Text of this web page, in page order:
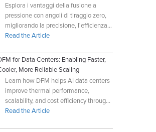
Esplora i vantaggi della fusione a
pressione con angoli di tiraggio zero,
migliorando la precisione, l'efficienza e
la flessibilità di progettazione dei pezzi
Read the Article
for Data Centers: Enabling Faster,
More Reliable Scaling
Learn how DFM helps AI data centers
improve thermal performance,
scalability, and cost efficiency through
early collaboration with Dynacast.
Read the Article